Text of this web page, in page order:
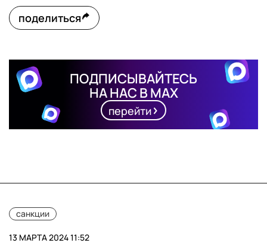
поделиться
ПОДПИСЫВАЙТЕСЬ
НА НАС В MAX
перейти
санкции
13 МАРТА 2024 11:52